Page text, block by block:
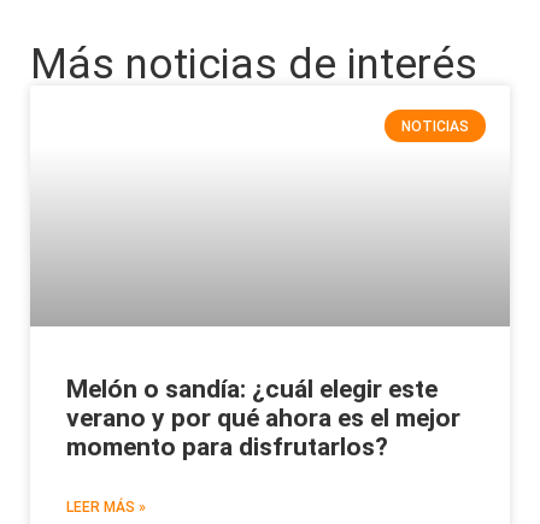
Más noticias de interés
NOTICIAS
Melón o sandía: ¿cuál elegir este
verano y por qué ahora es el mejor
momento para disfrutarlos?
LEER MÁS »